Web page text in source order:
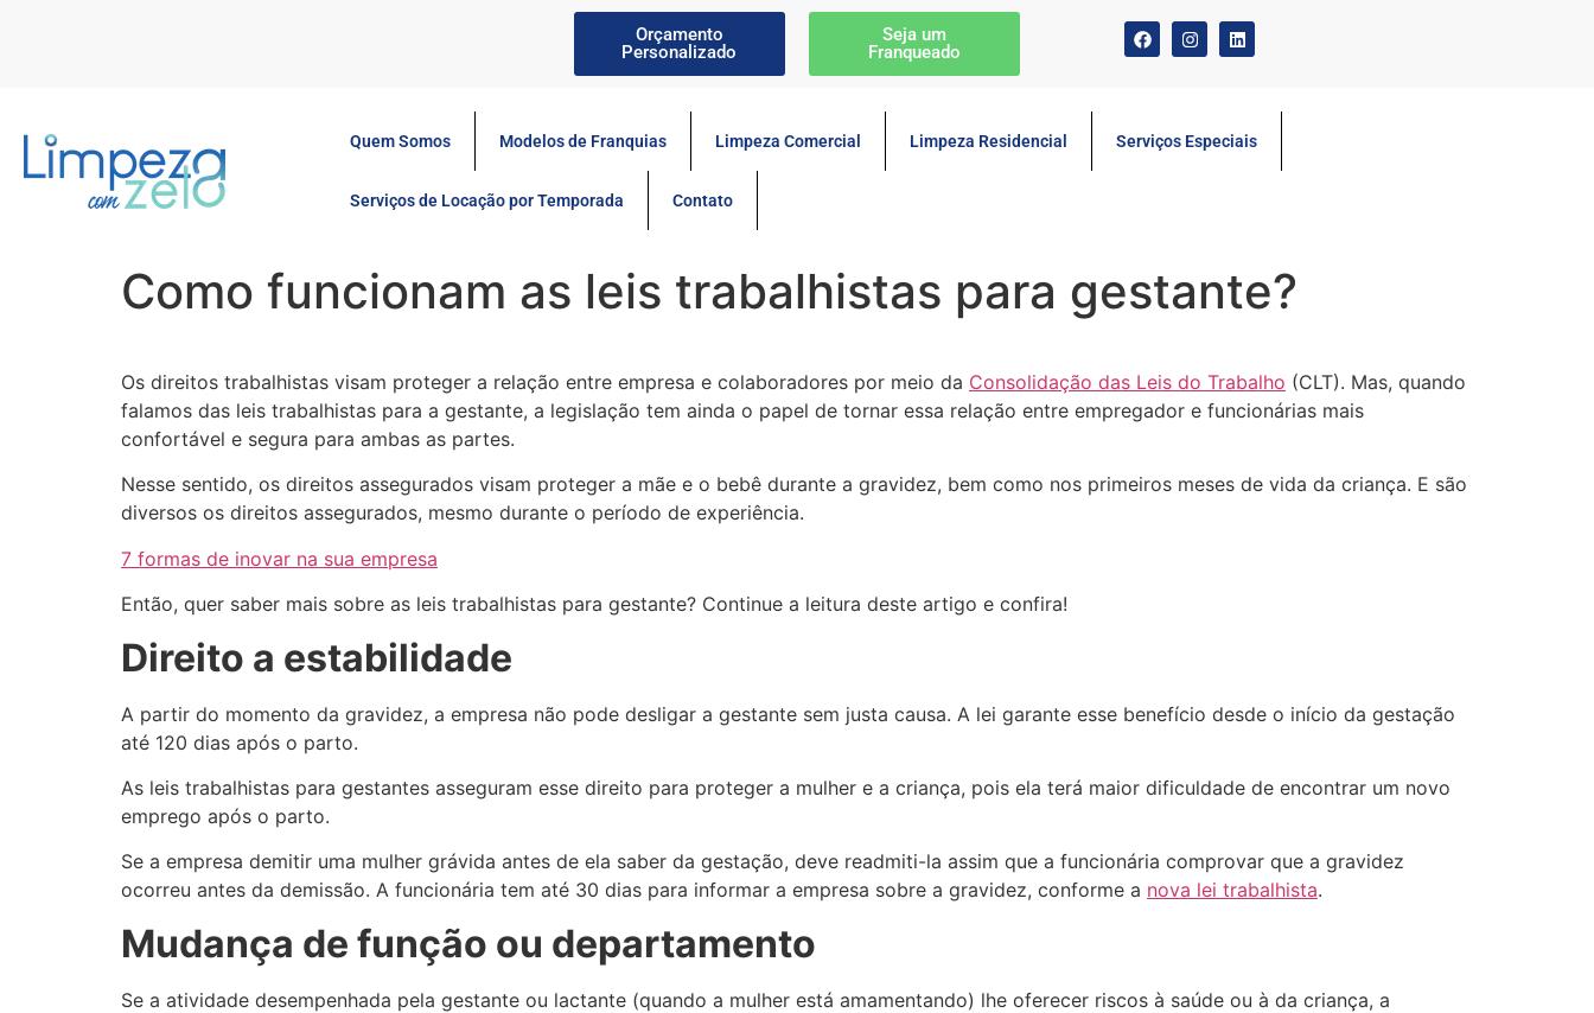
Orçamento
Personalizado
Seja um
Franqueado
Quem Somos Modelos de Franquias Limpeza Comercial Limpeza Residencial Serviços Especiais
Serviços de Locação por Temporada Contato
Como funcionam as leis trabalhistas para gestante?
Os direitos trabalhistas visam proteger a relação entre empresa e colaboradores por meio da Consolidação das Leis do Trabalho (CLT). Mas, quando
falamos das leis trabalhistas para a gestante, a legislação tem ainda o papel de tornar essa relação entre empregador e funcionárias mais
confortável e segura para ambas as partes.
Nesse sentido, os direitos assegurados visam proteger a mãe e o bebê durante a gravidez, bem como nos primeiros meses de vida da criança. E são
diversos os direitos assegurados, mesmo durante o período de experiência.
7 formas de inovar na sua empresa
Então, quer saber mais sobre as leis trabalhistas para gestante? Continue a leitura deste artigo e confira!
Direito a estabilidade
A partir do momento da gravidez, a empresa não pode desligar a gestante sem justa causa. A lei garante esse benefício desde o início da gestação
até 120 dias após o parto.
As leis trabalhistas para gestantes asseguram esse direito para proteger a mulher e a criança, pois ela terá maior dificuldade de encontrar um novo
emprego após o parto.
Se a empresa demitir uma mulher grávida antes de ela saber da gestação, deve readmiti-la assim que a funcionária comprovar que a gravidez
ocorreu antes da demissão. A funcionária tem até 30 dias para informar a empresa sobre a gravidez, conforme a nova lei trabalhista.
Mudança de função ou departamento
Se a atividade desempenhada pela gestante ou lactante (quando a mulher está amamentando) lhe oferecer riscos à saúde ou à da criança, a